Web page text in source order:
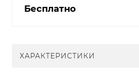
Бесплатно
ХАРАКТЕРИСТИКИ